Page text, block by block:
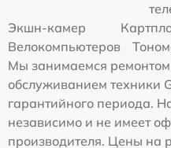
Экшн-камер
Велокомпьютеров
Мы занимаемся ремонтом
обслуживанием техники
гарантийного периода.
независимо и не имеет
производителя. Цены на